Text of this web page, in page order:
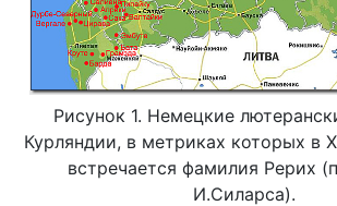
Рисунок 1. Немецкие
Курляндии, в метриках которых в
встречается фамилия Рерих
И.Силарса).